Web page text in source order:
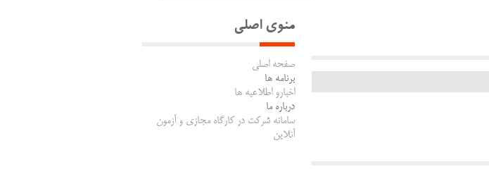
منوی اصلی
صفحه اصلی
برنامه ها
اخبارو اطلاعیه ها
درباره ما
سامانه شرکت در کارگاه مجازی و آزمون
آنلاین